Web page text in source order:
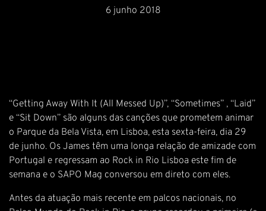
6 junho 2018
“Getting Away With It (All Messed Up)”, “Sometimes” , “Laid”
e “Sit Down” são alguns das canções que prometem animar
o Parque da Bela Vista, em Lisboa, esta sexta-feira, dia 29
de junho. Os James têm uma longa relação de amizade com
Portugal e regressam ao Rock in Rio Lisboa este fim de
semana e o SAPO Mag conversou em direto com eles.
Antes da atuação mais recente em palcos nacionais, no